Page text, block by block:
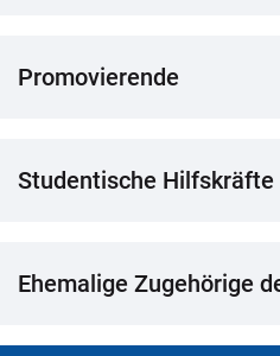
Promovierende
Studentische Hilfskräfte
Ehemalige Zugehörige